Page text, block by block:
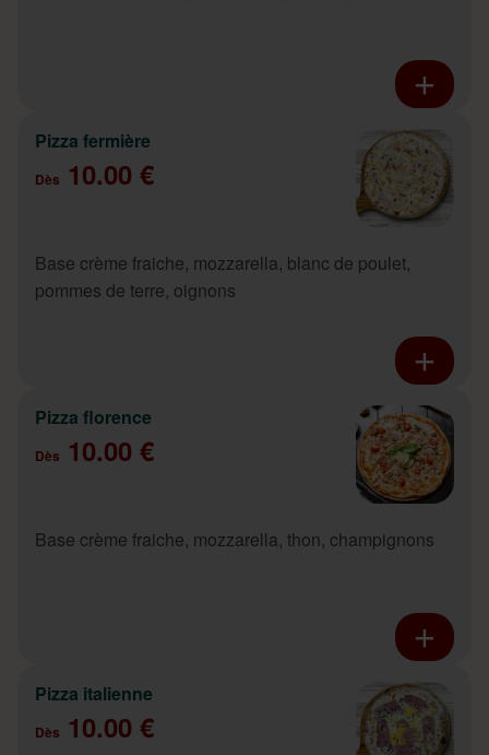
Pizza fermière
Dès 10.00 €
Base crème fraiche, mozzarella, blanc de poulet,
pommes de terre, oignons
Pizza florence
Dès 10.00 €
Base crème fraiche, mozzarella, thon, champignons
Pizza italienne
Dès 10.00 €